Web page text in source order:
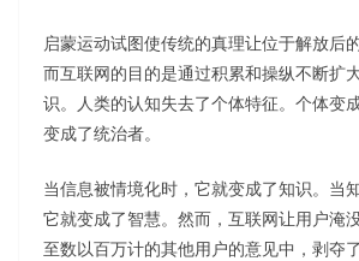
启蒙运动试图使传统的真理让位于解放后
而互联网的目的是通过积累和操纵不断扩
识。人类的认知失去了个体特征。个体变
变成了统治者。
当信息被情境化时，它就变成了知识。当
它就变成了智慧。然而，互联网让用户淹
至数以百万计的其他用户的意见中，剥夺